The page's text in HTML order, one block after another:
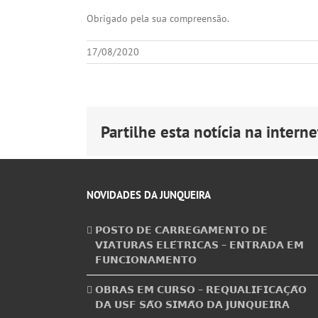
Obrigado pela sua compreensão.
17/08/2020
Partilhe esta notícia na
NOVIDADES DA JUNQUEIRA
𝗣𝗢𝗦𝗧𝗢 𝗗𝗘 𝗖𝗔𝗥𝗥𝗘𝗚𝗔𝗠𝗘𝗡𝗧𝗢 𝗗𝗘
𝗩𝗜𝗔𝗧𝗨𝗥𝗔𝗦 𝗘𝗟𝗘́𝗧𝗥𝗜𝗖𝗔𝗦 – 𝗘𝗡𝗧𝗥𝗔𝗗𝗔 𝗘𝗠
𝗙𝗨𝗡𝗖𝗜𝗢𝗡𝗔𝗠𝗘𝗡𝗧𝗢
𝗢𝗕𝗥𝗔𝗦 𝗘𝗠 𝗖𝗨𝗥𝗦𝗢 – 𝗥𝗘𝗤𝗨𝗔𝗟𝗜𝗙𝗜𝗖𝗔𝗖̧𝗔̃𝗢
𝗗𝗔 𝗨𝗦𝗙 𝗦𝗔̃𝗢 𝗦𝗜𝗠𝗔̃𝗢 𝗗𝗔 𝗝𝗨𝗡𝗤𝗨𝗘𝗜𝗥𝗔